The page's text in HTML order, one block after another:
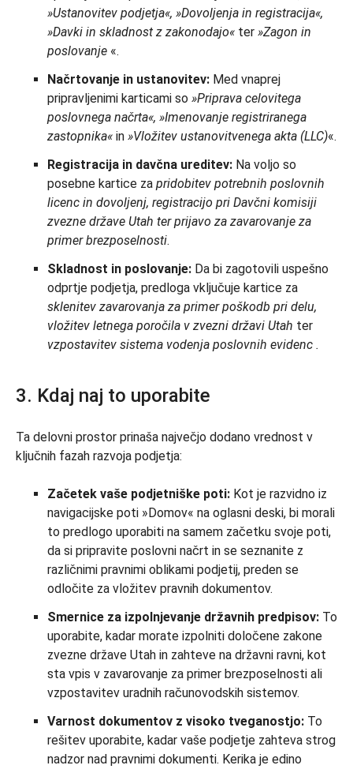
»Ustanovitev podjetja«, »Dovoljenja in registracija«,
»Davki in skladnost z zakonodajo« ter »Zagon in
poslovanje «.
Načrtovanje in ustanovitev: Med vnaprej
pripravljenimi karticami so »Priprava celovitega
poslovnega načrta«, »Imenovanje registriranega
zastopnika« in »Vložitev ustanovitvenega akta (LLC)«.
Registracija in davčna ureditev: Na voljo so
posebne kartice za pridobitev potrebnih poslovnih
licenc in dovoljenj, registracijo pri Davčni komisiji
zvezne države Utah ter prijavo za zavarovanje za
primer brezposelnosti.
Skladnost in poslovanje: Da bi zagotovili uspešno
odprtje podjetja, predloga vključuje kartice za
sklenitev zavarovanja za primer poškodb pri delu,
vložitev letnega poročila v zvezni državi Utah ter
vzpostavitev sistema vodenja poslovnih evidenc .
3. Kdaj naj to uporabite
Ta delovni prostor prinaša največjo dodano vrednost v
ključnih fazah razvoja podjetja:
Začetek vaše podjetniške poti: Kot je razvidno iz
navigacijske poti »Domov« na oglasni deski, bi morali
to predlogo uporabiti na samem začetku svoje poti,
da si pripravite poslovni načrt in se seznanite z
različnimi pravnimi oblikami podjetij, preden se
odločite za vložitev pravnih dokumentov.
Smernice za izpolnjevanje državnih predpisov: To
uporabite, kadar morate izpolniti določene zakone
zvezne države Utah in zahteve na državni ravni, kot
sta vpis v zavarovanje za primer brezposelnosti ali
vzpostavitev uradnih računovodskih sistemov.
Varnost dokumentov z visoko tveganostjo: To
rešitev uporabite, kadar vaše podjetje zahteva strog
nadzor nad pravnimi dokumenti. Kerika je edino